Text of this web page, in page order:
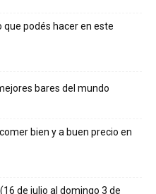
que podés hacer en este
bares del mundo
bien y a buen precio en
de julio al domingo 3 de